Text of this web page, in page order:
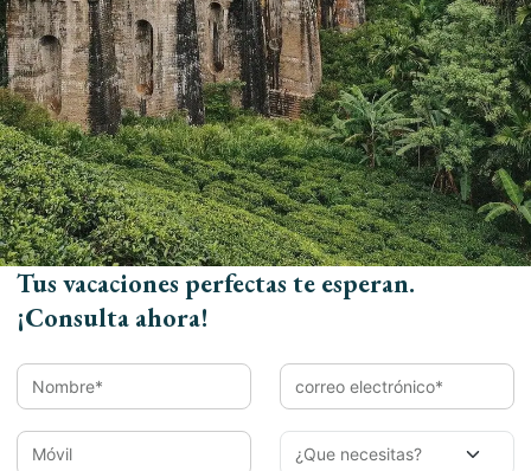
Nombre*
Email*
Tus vacaciones perfectas te esperan.
¡Consulta ahora!